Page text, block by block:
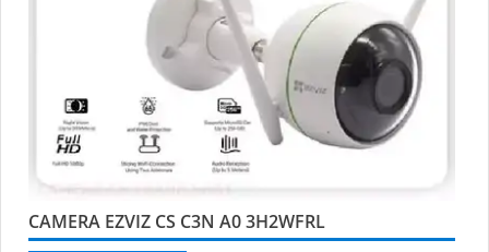
CAMERA EZVIZ CS C3N A0 3H2WFRL